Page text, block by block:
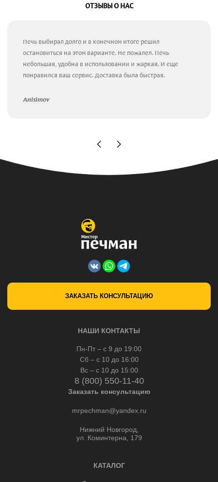
ОТЗЫВЫ О НАС
Печь выбирал долго и в конечном итоге решил
остановиться на этом варианте. Не пожалел. Печь
небольшая, удобна в использовании и жаркая. И еще
понравился ваш сервис. Доставка была быстрая.
Anisimov
ЗАКАЗАТЬ КОНСУЛЬТАЦИЮ
НАШИ КОНТАКТЫ
Пн-Пт – с 9 до 19:00
Сб – с 10 до 16:00
Вс – с 10 до 15:00
8 (800) 550-11-40
Заказать консультацию
mrpechman@yandex.ru
Нижний Новгород,
ул. Коминтерна, 179
КАТАЛОГ